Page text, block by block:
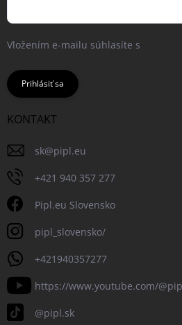
Vložením e-mailu súhlasíte s
Prihlásiť sa
KONTAKT
sk@pipl.eu
+421 940 357 277
Pipl.eu Slovensko
pipl_slovensko/
+421940357277
https://www.youtube.com/
@pipl.sk